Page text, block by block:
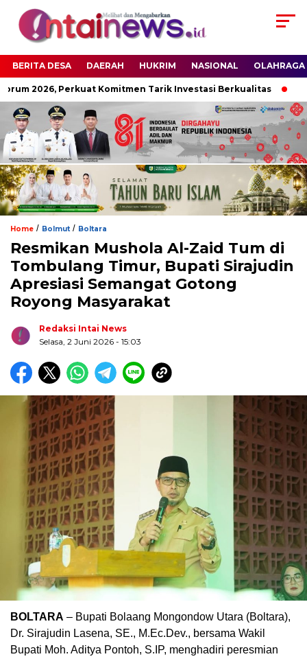
BERITA DESA DAERAH HUKRIM NASIONAL OLAHRAGA
2026, Perkuat Komitmen Tarik Investasi Berkualitas
Home / Bolmut/ Boltara
Resmikan Mushola Al-Zaid Tum di
Tombulang Timur, Bupati Sirajudin
Apresiasi Semangat Gotong
Royong Masyarakat
Redaksi Intai News
Selasa, 2 Juni 2026 - 15:03
BOLTARA – Bupati Bolaang Mongondow Utara (Boltara),
Dr. Sirajudin Lasena, SE., M.Ec.Dev., bersama Wakil
Bupati Moh. Aditya Pontoh, S.IP, menghadiri peresmian
Biru Kuning Geometris Modern Rekrutmen Staf
Kantor Poster Horizontal